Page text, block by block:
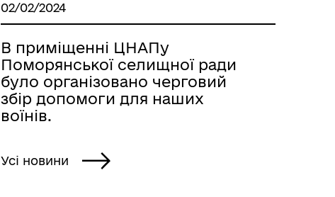
02/02/2024
В приміщенні ЦНАПу
Поморянської селищної ради
було організовано черговий
збір допомоги для наших
воїнів.
Усі новини